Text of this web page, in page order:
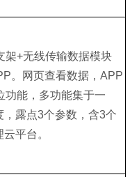
架+无线传输数据模块
。网页查看数据，APP
功能，多功能集于一
露点3个参数，含3个
平台。